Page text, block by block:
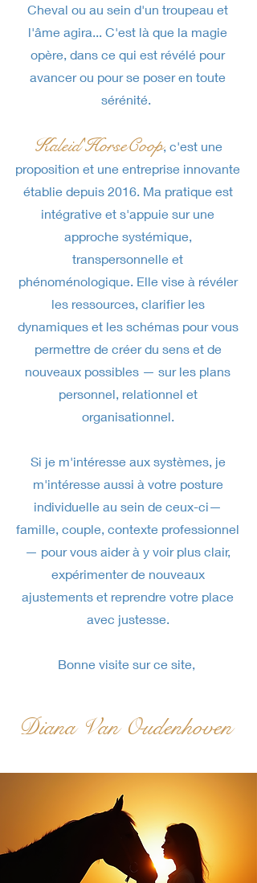
Cheval ou au sein d'un troupeau et
l'âme agira... C'est là que la magie
opère, dans ce qui est révélé pour
avancer ou pour se poser en toute
sérénité. ​
Kaleid'HorseCoop, c'est une
proposition et une entreprise innovante
établie depuis 2016. Ma pratique est
intégrative et s'appuie sur une
approche systémique,
transpersonnelle et
phénoménologique. Elle vise à révéler
les ressources, clarifier les
dynamiques et les schémas pour vous
permettre de créer du sens et de
nouveaux possibles — sur les plans
personnel, relationnel et
organisationnel.
Si je m'intéresse aux systèmes, je
m'intéresse aussi à votre posture
individuelle au sein de ceux-ci—
famille, couple, contexte professionnel
— pour vous aider à y voir plus clair,
expérimenter de nouveaux
ajustements et reprendre votre place
avec justesse.
Bonne visite sur ce site,
Diana Van Oudenhoven